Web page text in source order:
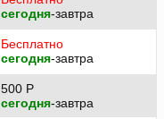
сегодня-завтра
Бесплатно
сегодня-завтра
500 P
сегодня-завтра